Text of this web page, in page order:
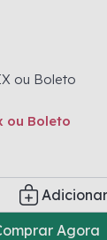
ou Boleto
ou Boleto
Agora